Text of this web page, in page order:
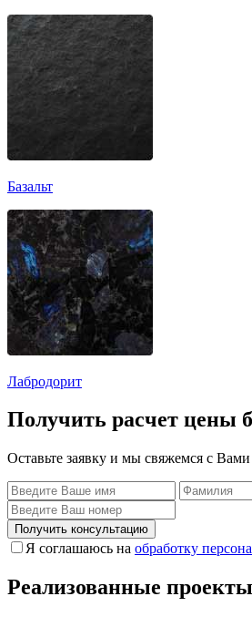
Базальт
Лабродорит
Получить расчет цены
Оставьте заявку и мы свяжемся с
Получить консультацию
Я соглашаюсь на обработку
Реализованные проекты